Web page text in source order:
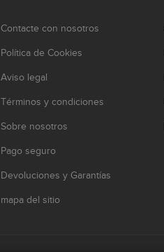
Contacte con nosotros
Política de Cookies
Aviso legal
Términos y condiciones
Sobre nosotros
Pago seguro
Devoluciones y Garantías
mapa del sitio